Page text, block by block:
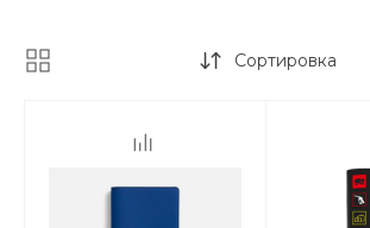
Сортировка